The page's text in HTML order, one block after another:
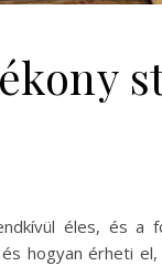
éles, és a
hogyan érheti